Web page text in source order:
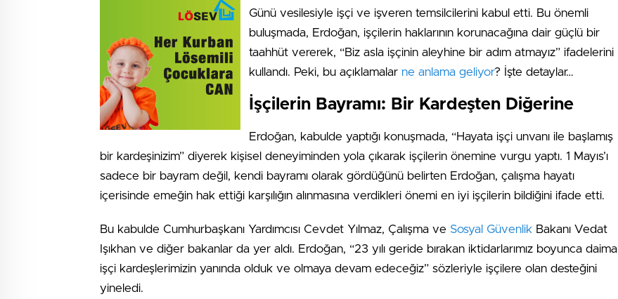
Günü vesilesiyle işçi ve işveren temsilcilerini kabul etti. Bu önemli
buluşmada, Erdoğan, işçilerin haklarının korunacağına dair güçlü bir
taahhüt vererek, “Biz asla işçinin aleyhine bir adım atmayız” ifadelerini
kullandı. Peki, bu açıklamalar ne anlama geliyor? İşte detaylar…
İşçilerin Bayramı: Bir Kardeşten Diğerine
Erdoğan, kabulde yaptığı konuşmada, “Hayata işçi unvanı ile başlamış
bir kardeşinizim” diyerek kişisel deneyiminden yola çıkarak işçilerin önemine vurgu yaptı. 1 Mayıs’ı
sadece bir bayram değil, kendi bayramı olarak gördüğünü belirten Erdoğan, çalışma hayatı
içerisinde emeğin hak ettiği karşılığın alınmasına verdikleri önemi en iyi işçilerin bildiğini ifade etti.
Bu kabulde Cumhurbaşkanı Yardımcısı Cevdet Yılmaz, Çalışma ve Sosyal Güvenlik Bakanı Vedat
Işıkhan ve diğer bakanlar da yer aldı. Erdoğan, “23 yılı geride bırakan iktidarlarımız boyunca daima
işçi kardeşlerimizin yanında olduk ve olmaya devam edeceğiz” sözleriyle işçilere olan desteğini
yineledi.